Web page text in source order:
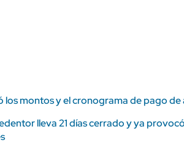
los montos y el cronograma de pago
lleva 21 días cerrado y ya